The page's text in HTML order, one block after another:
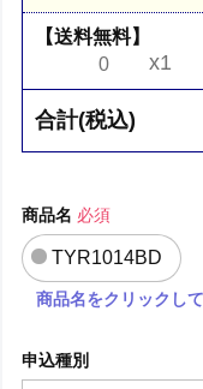
【送料無料】
0
x1
合計(税込)
商品名 必須
TYR1014BD
商品名をクリックし
申込種別